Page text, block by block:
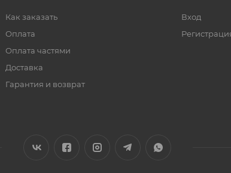
Как заказать
Оплата
Оплата частями
Доставка
Гарантия и возврат
Вход